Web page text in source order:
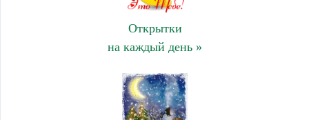
Открытки
на каждый день »